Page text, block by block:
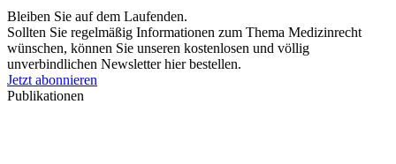
Bleiben Sie auf dem Laufenden.
Sollten Sie regelmäßig Informationen zum Thema Medizinrecht
wünschen, können Sie unseren kostenlosen und völlig
unverbindlichen Newsletter hier bestellen.
Jetzt abonnieren
Publikationen